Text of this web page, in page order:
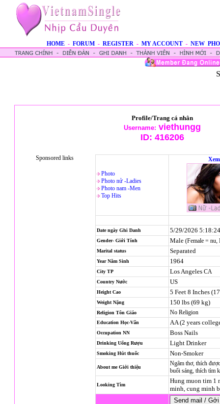
HOME - FORUM - REGISTER - MY ACCOUNT - NEW
Profile/Trang cá nhân
Username: viethungg
ID: 416206
Sponsored links
Photo
Photo nử -Ladies
Photo nam -Men
Top Hits
Date ngày Ghi Danh 5/29/2026
Gender- Giới Tính Male (Female = nu,
Marital status Separated
Year Năm Sinh 1964
City TP Los Angeles CA
Country Nước US
Height Cao 5 Feet 8 Inches
Weight Nặng 150 lbs (69 kg)
Religion Tôn Giáo No Religion
Education Học-Vấn AA (2 years
Occupation NN Boss Nails
Drinking Uống Rượu Light Drinker
Smoking Hút thuốc Non-Smoker
About me Giới thiệu
Ngâm thơ, thích
buổi sáng, thích tìm
Looking Tìm
Hung muon tim 1
minh, cung minh